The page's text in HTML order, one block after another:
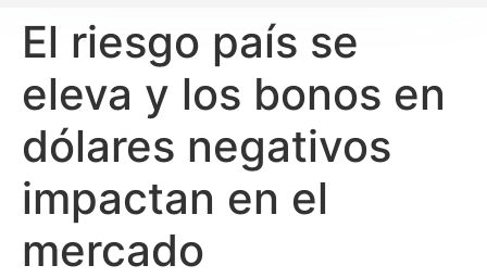
El riesgo país se
eleva y los bonos en
dólares negativos
impactan en el
mercado